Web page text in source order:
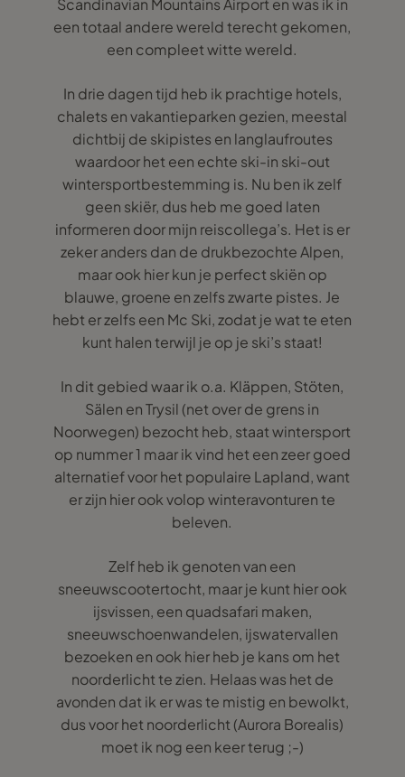
Scandinavian Mountains Airport en was ik in
een totaal andere wereld terecht gekomen,
een compleet witte wereld.
In drie dagen tijd heb ik prachtige hotels,
chalets en vakantieparken gezien, meestal
dichtbij de skipistes en langlaufroutes
waardoor het een echte ski-in ski-out
wintersportbestemming is. Nu ben ik zelf
geen skiër, dus heb me goed laten
informeren door mijn reiscollega’s. Het is er
zeker anders dan de drukbezochte Alpen,
maar ook hier kun je perfect skiën op
blauwe, groene en zelfs zwarte pistes. Je
hebt er zelfs een Mc Ski, zodat je wat te eten
kunt halen terwijl je op je ski’s staat!
In dit gebied waar ik o.a. Kläppen, Stöten,
Sälen en Trysil (net over de grens in
Noorwegen) bezocht heb, staat wintersport
op nummer 1 maar ik vind het een zeer goed
alternatief voor het populaire Lapland, want
er zijn hier ook volop winteravonturen te
beleven.
Zelf heb ik genoten van een
sneeuwscootertocht, maar je kunt hier ook
ijsvissen, een quadsafari maken,
sneeuwschoenwandelen, ijswatervallen
bezoeken en ook hier heb je kans om het
noorderlicht te zien. Helaas was het de
avonden dat ik er was te mistig en bewolkt,
dus voor het noorderlicht (Aurora Borealis)
moet ik nog een keer terug ;-)